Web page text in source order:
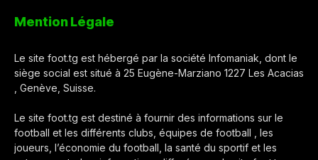
Mention Légale
Le site foot.tg est hébergé par la société Infomaniak, dont le
siège social est situé à 25 Eugène-Marziano 1227 Les Acacias
, Genève, Suisse.
Le site foot.tg est destiné à fournir des informations sur le
football et les différents clubs, équipes de football , les
joueurs, l’économie du football, la santé du sportif et les